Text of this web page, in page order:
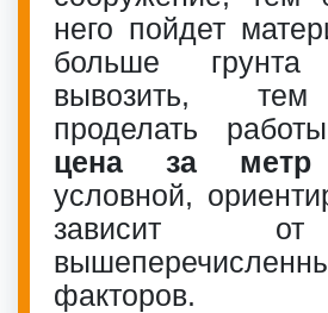
него пойдет
больше грунта
вывозить,
проделать
цена за метр
условной,
зависит
факторов.